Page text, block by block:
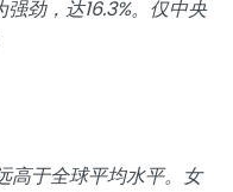
劲，达16.3%。仅中央
高于全球平均水平。女